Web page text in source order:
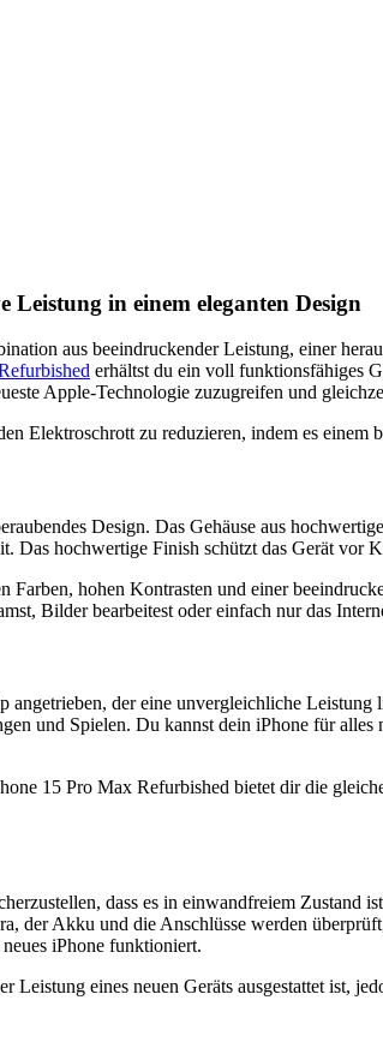
in einem eleganten Design
aus beeindruckender Leistung, einer
erhältst du ein voll funktionsfähiges
Apple-Technologie zuzugreifen und
Elektroschrott zu reduzieren, indem es einem
Design. Das Gehäuse aus
hochwertige Finish schützt das Gerät vor
hohen Kontrasten und einer
Bilder bearbeitest oder einfach nur das
der eine unvergleichliche Leistung
und Spielen. Du kannst dein iPhone für
15 Pro Max Refurbished bietet dir die
dass es in einwandfreiem Zustand
Akku und die Anschlüsse werden
iPhone funktioniert.
eines neuen Geräts ausgestattet ist,